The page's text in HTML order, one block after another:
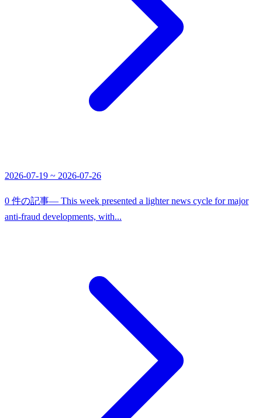
2026-07-19 ~ 2026-07-26
0 件の記事— This week presented a lighter news cycle for major
anti-fraud developments, with...